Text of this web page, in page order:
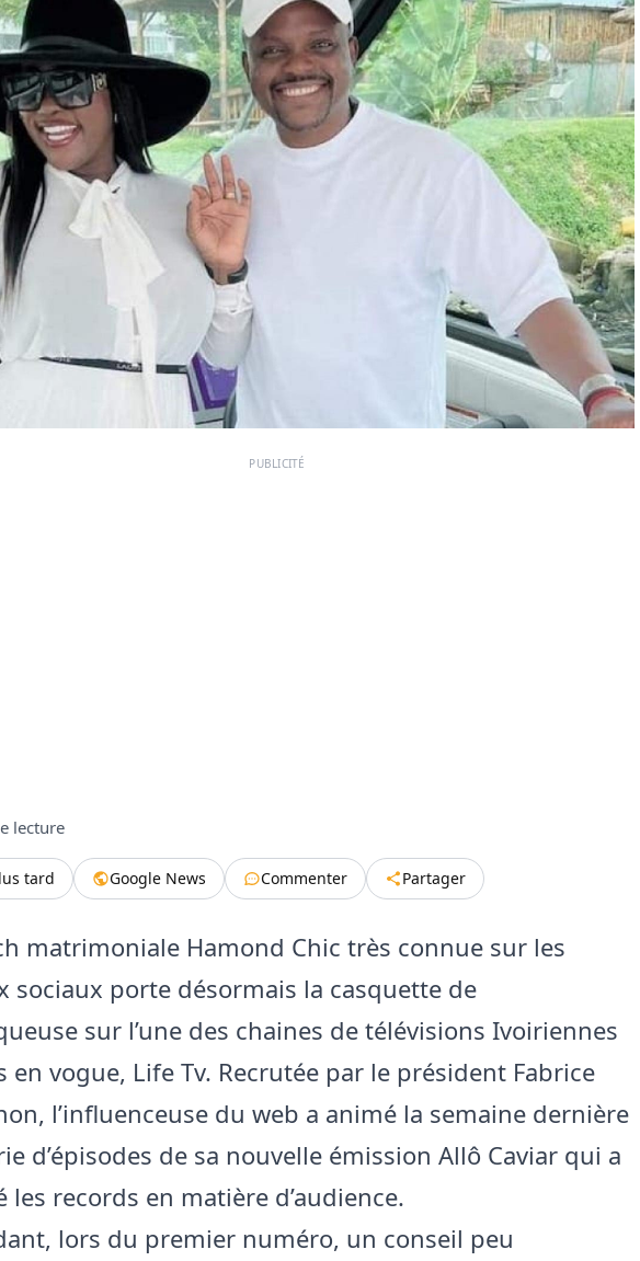
PUBLICITÉ
lecture
tard Google News Commenter Partager
matrimoniale Hamond Chic très connue sur les
sociaux porte désormais la casquette de
sur l’une des chaines de télévisions Ivoiriennes
en vogue, Life Tv. Recrutée par le président Fabrice
l’influenceuse du web a animé la semaine dernière
d’épisodes de sa nouvelle émission Allô Caviar qui a
les records en matière d’audience.
lors du premier numéro, un conseil peu